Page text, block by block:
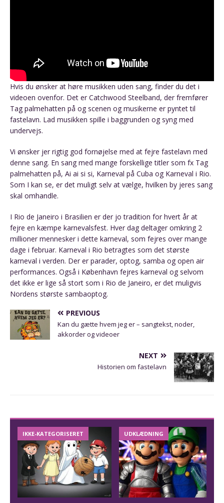
Hvis du ønsker at høre musikken uden sang, finder du det i
videoen ovenfor. Det er Catchwood Steelband, der fremfører
Tag palmehatten på og scenen og musikerne er pyntet til
fastelavn. Lad musikken spille i baggrunden og syng med
undervejs.
Vi ønsker jer rigtig god fornøjelse med at fejre fastelavn med
denne sang. En sang med mange forskellige titler som fx Tag
palmehatten på, Ai ai si si, Karneval på Cuba og Karneval i Rio.
Som I kan se, er det muligt selv at vælge, hvilken by jeres sang
skal omhandle.
I Rio de Janeiro i Brasilien er der jo tradition for hvert år at
fejre en kæmpe karnevalsfest. Hver dag deltager omkring 2
millioner mennesker i dette karneval, som fejres over mange
dage i februar. Karneval i Rio betragtes som det største
karneval i verden. Der er parader, optog, samba og open air
performances. Også i København fejres karneval og selvom
det ikke er lige så stort som i Rio de Janeiro, er det muligvis
Nordens største sambaoptog.
PREVIOUS
Kan du gætte hvem jeg er – sangtekst, noder,
akkorder og videoer
NEXT
Historien om fastelavn
IKKE-KATEGORISERET UDKLÆDNING